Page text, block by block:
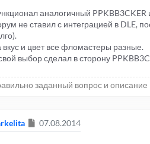
аналогичный
не ставил с интеграцией в DLE,
вкус и цвет все фломастеры разные.
выбор сделал в сторону
заданный вопрос и
Сообщение
07.08.2014